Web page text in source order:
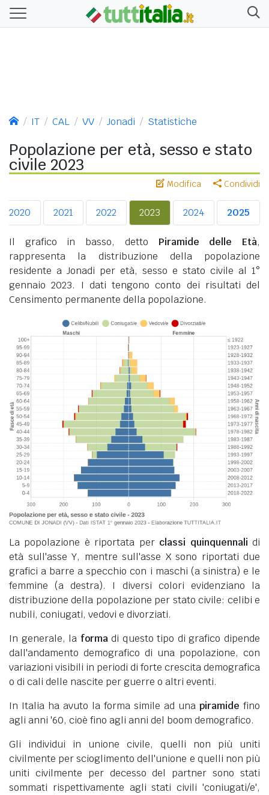
IT CAL VV Jonadi Statistiche
Popolazione per età, sesso e stato
civile 2023
Modifica Condividi
2020 2021 2022 2023 2024 2025
Il grafico in basso, detto Piramide delle Età,
rappresenta la distribuzione della popolazione
residente a Jonadi per età, sesso e stato civile al 1°
gennaio 2023. I dati tengono conto dei risultati del
Censimento permanente della popolazione.
La popolazione è riportata per classi quinquennali di
età sull'asse Y, mentre sull'asse X sono riportati due
grafici a barre a specchio con i maschi (a sinistra) e le
femmine (a destra). I diversi colori evidenziano la
distribuzione della popolazione per stato civile: celibi e
nubili, coniugati, vedovi e divorziati.
In generale, la formadi questo tipo di grafico dipende
dall'andamento demografico di una popolazione, con
variazioni visibili in periodi di forte crescita demografica
o di cali delle nascite per guerre o altri eventi.
In Italia ha avuto la forma simile ad una piramide fino
agli anni '60, cioè fino agli anni del boom demografico.
Gli individui in unione civile, quelli non più uniti
civilmente per scioglimento dell'unione e quelli non più
uniti civilmente per decesso del partner sono stati
sommati rispettivamente agli stati civili 'coniugati/e',